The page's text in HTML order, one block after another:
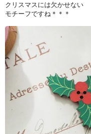
クリスマスには欠かせない
モチーフですね＊＊＊